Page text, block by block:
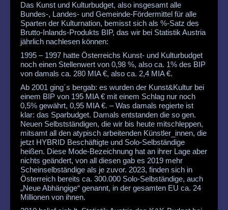
Das Kunst und Kulturbudget, also insgesamt alle
Bundes-, Landes- und Gemeinde-Fördermittel für alle
Sparten der Kulturnation, bemisst sich als %-Satz des
Brutto-Inlands-Produkts BIP, das wir bei Statistik Austria
jährlich nachlesen können:
1995 – 1997 hatte Österreichs Kunst- und Kulturbudget
noch einen Stellenwert von 0,98 %, also ca. 1% des BIP
von damals ca. 280 MIA €, also ca. 2,4 MIA €.
Ab 2001 ging´s bergab: es wurden der Kunst&Kultur bei
einem BIP von 195 MIA € mit einem Schlag nur noch
0,5% gewährt, 0,95 MIA €. – Was damals regierte ist
klar: das Sparbudget. Damals entstanden die so gen.
Neuen Selbstständigen, die wir bis heute mitschleppen,
mitsamt all den atypisch arbeitenden Künstler_innen, die
jetzt HYBRID Beschäftigte und Solo-Selbständige
heißen. Diese Mode-Bezeichnung hat an ihrer Lage aber
nichts geändert, von all diesen gab es 2019 mehr
Scheinselbständige als je zuvor. 2023, finden sich in
Österreich bereits ca. 300.000 Solo-Selbständige, auch
„Neue Abhängige“ genannt, in der gesamten EU ca. 24
Millionen von ihnen.